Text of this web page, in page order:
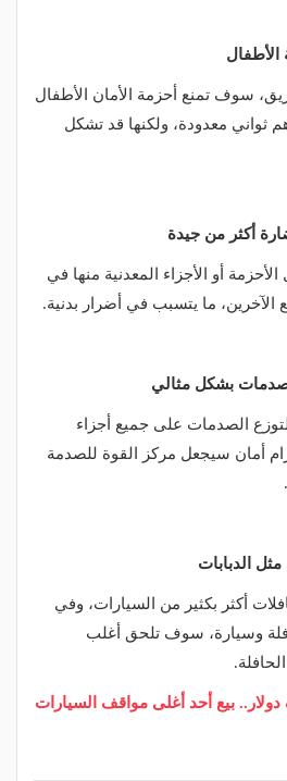
الأطفال
سوف تمنع أحزمة الأمان الأطفال
ثواني معدودة، ولكنها قد تشكل
أكثر من جيدة
أو الأجزاء المعدنية منها في
الآخرين، ما يتسبب في أضرار بدنية.
بشكل مثالي
الصدمات على جميع أجزاء
أمان سيجعل مركز القوة للصدمة
الدبابات
أكثر بكثير من السيارات، وفي
وسيارة، سوف تلحق أغلب
مقابل 969 ألف دولار.. بيع أحد أغلى مواقف السيارات